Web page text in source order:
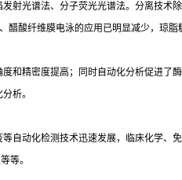
射光谱法、分子荧光光谱法。分离技
酸纤维膜电泳的应用已明显减少，琼
和精密度提高；同时自动化分析促进
析。
自动化检测技术迅速发展，临床化学
等。